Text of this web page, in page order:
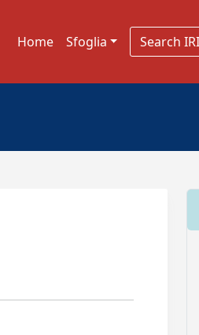
Home Sfoglia